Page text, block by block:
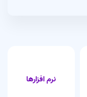
نرم افزارها